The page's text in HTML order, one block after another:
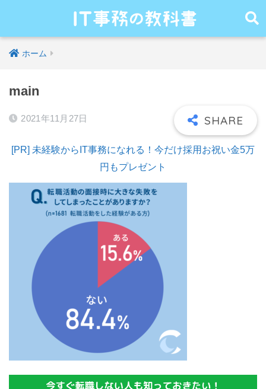
ホーム
main
2021年11月27日
[PR] 未経験からIT事務になれる！今だけ採用お祝い金5万
円もプレゼント